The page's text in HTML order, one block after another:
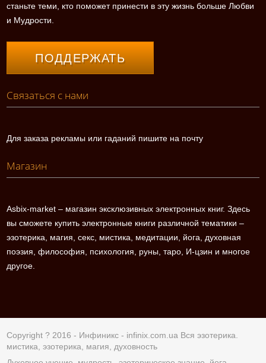
станьте теми, кто поможет принести в эту жизнь больше Любви
и Мудрости.
ПОДДЕРЖАТЬ
Связаться с нами
Для заказа рекламы или гаданий пишите на почту
Магазин
Asbix-market – магазин эксклюзивных электронных книг. Здесь
вы сможете купить электронные книги различной тематики –
эзотерика, магия, секс, мистика, медитации, йога, духовная
поэзия, философия, психология, руны, таро, И-цзин и многое
другое.
Copyright ? 2016 - Инфиникс - infinix.com.ua Вся эзотерика.
мистика, эзотерика, магия, духовность